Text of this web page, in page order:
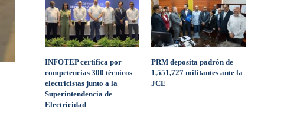
INFOTEP certifica por
competencias 300 técnicos
electricistas junto a la
Superintendencia de
Electricidad
PRM deposita padrón de
1,551,727 militantes ante la
JCE